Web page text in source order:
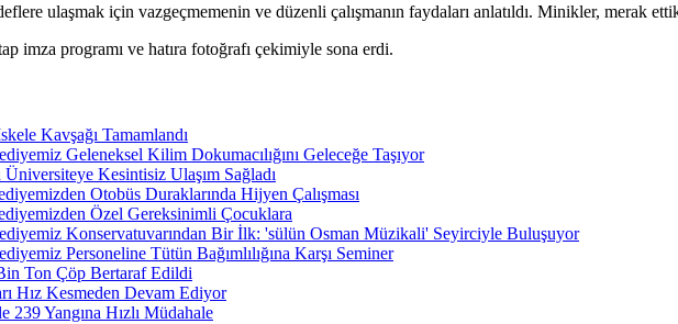
ulaşmak için vazgeçmemenin ve düzenli çalışmanın faydaları anlatıldı. Minikler, merak
imza programı ve hatıra fotoğrafı çekimiyle sona erdi.
Kavşağı Tamamlandı
Geleneksel Kilim Dokumacılığını Geleceğe Taşıyor
Kesintisiz Ulaşım Sağladı
Otobüs Duraklarında Hijyen Çalışması
Özel Gereksinimli Çocuklara
Konservatuvarından Bir İlk: 'sülün Osman Müzikali' Seyirciyle Buluşuyor
Personeline Tütün Bağımlılığına Karşı Seminer
Ton Çöp Bertaraf Edildi
Hız Kesmeden Devam Ediyor
239 Yangına Hızlı Müdahale